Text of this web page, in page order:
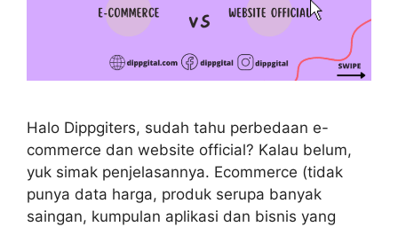
Halo Dippgiters, sudah tahu perbedaan e-
commerce dan website official? Kalau belum,
yuk simak penjelasannya. Ecommerce (tidak
punya data harga, produk serupa banyak
saingan, kumpulan aplikasi dan bisnis yang